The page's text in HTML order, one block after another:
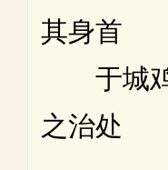
其身首
于城
之治处